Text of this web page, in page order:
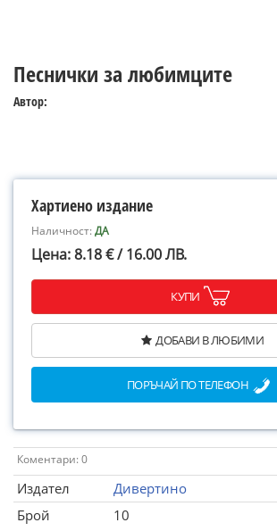
Песнички за любимците
Автор:
Хартиено издание
Наличност:ДА
Цена: 8.18 € / 16.00 ЛВ.
КУПИ
ДОБАВИ В ЛЮБИМИ
ПОРЪЧАЙ ПО ТЕЛЕФОН
Коментари: 0
Издател
Дивертино
Брой
10